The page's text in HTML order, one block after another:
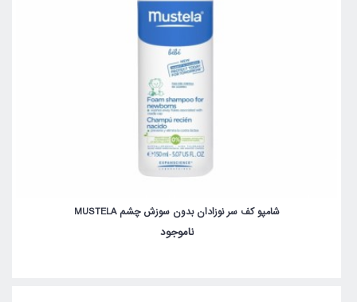
شامپو کف سر نوزادان بدون سوزش چشم MUSTELA
ناموجود